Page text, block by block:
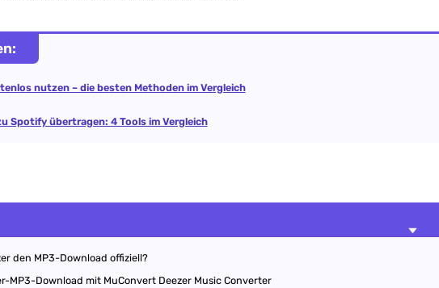
nutzen – die besten Methoden im Vergleich
Spotify übertragen: 4 Tools im Vergleich
den MP3-Download offiziell?
MP3-Download mit MuConvert Deezer Music Converter